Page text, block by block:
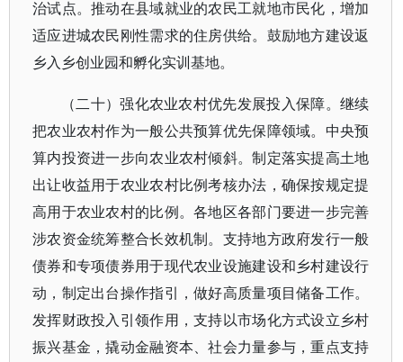
治试点。推动在县域就业的农民工就地市民化，增加
适应进城农民刚性需求的住房供给。鼓励地方建设返
乡入乡创业园和孵化实训基地。
（二十）强化农业农村优先发展投入保障。继续
把农业农村作为一般公共预算优先保障领域。中央预
算内投资进一步向农业农村倾斜。制定落实提高土地
出让收益用于农业农村比例考核办法，确保按规定提
高用于农业农村的比例。各地区各部门要进一步完善
涉农资金统筹整合长效机制。支持地方政府发行一般
债券和专项债券用于现代农业设施建设和乡村建设行
动，制定出台操作指引，做好高质量项目储备工作。
发挥财政投入引领作用，支持以市场化方式设立乡村
振兴基金，撬动金融资本、社会力量参与，重点支持